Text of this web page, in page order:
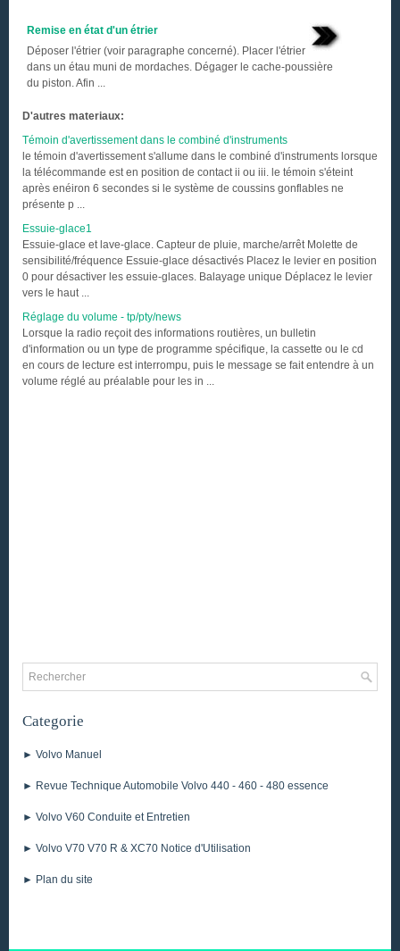
Remise en état d'un étrier
Déposer l'étrier (voir paragraphe concerné). Placer l'étrier
dans un étau muni de mordaches. Dégager le cache-poussière
du piston. Afin ...
D'autres materiaux:
Témoin d'avertissement dans le combiné d'instruments
le témoin d'avertissement s'allume dans le combiné d'instruments lorsque
la télécommande est en position de contact ii ou iii. le témoin s'éteint
après enéiron 6 secondes si le système de coussins gonflables ne
présente p ...
Essuie-glace1
Essuie-glace et lave-glace. Capteur de pluie, marche/arrêt Molette de
sensibilité/fréquence Essuie-glace désactivés Placez le levier en position
0 pour désactiver les essuie-glaces. Balayage unique Déplacez le levier
vers le haut ...
Réglage du volume - tp/pty/news
Lorsque la radio reçoit des informations routières, un bulletin
d'information ou un type de programme spécifique, la cassette ou le cd
en cours de lecture est interrompu, puis le message se fait entendre à un
volume réglé au préalable pour les in ...
Categorie
► Volvo Manuel
► Revue Technique Automobile Volvo 440 - 460 - 480 essence
► Volvo V60 Conduite et Entretien
► Volvo V70 V70 R & XC70 Notice d'Utilisation
► Plan du site